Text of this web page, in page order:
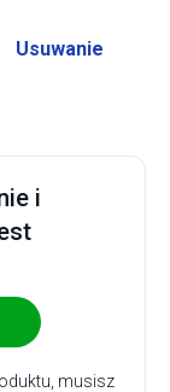
Usuwanie
i
musisz